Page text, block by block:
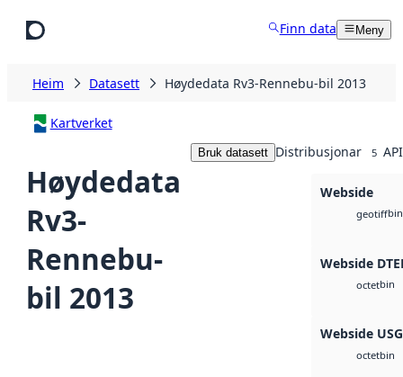
Finn data Meny
Heim Datasett Høydedata Rv3-Rennebu-bil 2013
Kartverket
Høydedata
Rv3-
Rennebu-
bil 2013
Bruk datasett Distribusjonar 5
Webside
geotiffbin
Webside
octetbin
Webside
octetbin